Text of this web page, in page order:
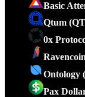
Basic
Qtum
0x
Ravencoin
Ontology
Pax